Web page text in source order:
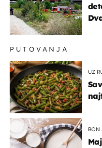
PUTOVANJA
UZ
BON